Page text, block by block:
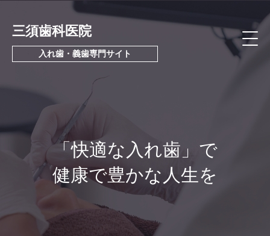
三須歯科医院
入れ歯・義歯専門サイト
「快適な入れ歯」で
健康で豊かな人生を